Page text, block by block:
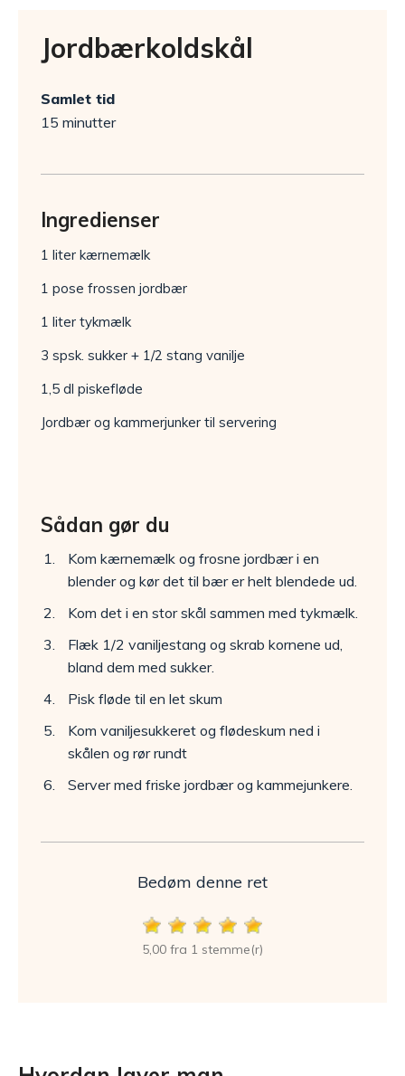
Jordbærkoldskål
Samlet tid
15 minutter
Ingredienser
1 liter kærnemælk
1 pose frossen jordbær
1 liter tykmælk
3 spsk. sukker + 1/2 stang vanilje
1,5 dl piskefløde
Jordbær og kammerjunker til servering
Sådan gør du
Kom kærnemælk og frosne jordbær i en
blender og kør det til bær er helt blendede ud.
Kom det i en stor skål sammen med tykmælk.
Flæk 1/2 vaniljestang og skrab kornene ud,
bland dem med sukker.
Pisk fløde til en let skum
Kom vaniljesukkeret og flødeskum ned i
skålen og rør rundt
Server med friske jordbær og kammejunkere.
Bedøm denne ret
5,00 fra 1 stemme(r)